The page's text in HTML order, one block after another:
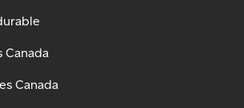
Canada
Canada